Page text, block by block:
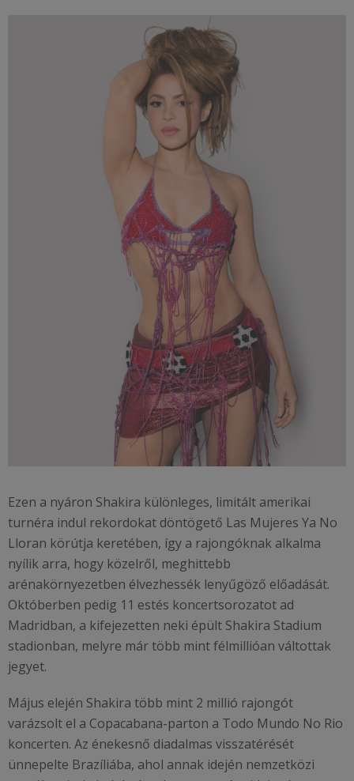
Ezen a nyáron Shakira különleges, limitált amerikai
turnéra indul rekordokat döntögető Las Mujeres Ya No
Lloran körútja keretében, így a rajongóknak alkalma
nyílik arra, hogy közelről, meghittebb
arénakörnyezetben élvezhessék lenyűgöző előadását.
Októberben pedig 11 estés koncertsorozatot ad
Madridban, a kifejezetten neki épült Shakira Stadium
stadionban, melyre már több mint félmillióan váltottak
jegyet.
Május elején Shakira több mint 2 millió rajongót
varázsolt el a Copacabana-parton a Todo Mundo No Rio
koncerten. Az énekesnő diadalmas visszatérését
ünnepelte Brazíliába, ahol annak idején nemzetközi